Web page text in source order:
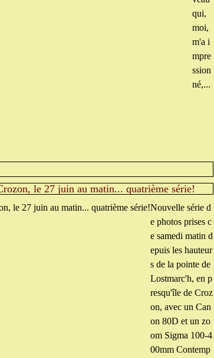
qui,
moi,
m'a i
mpre
ssion
né,...
le 27 juin au matin... quatrième série!
Nouvelle série d
e photos prises c
e samedi matin d
epuis les hauteur
s de la pointe de
Lostmarc'h, en p
resqu'île de Croz
on, avec un Can
on 80D et un zo
om Sigma 100-4
00mm Contemp